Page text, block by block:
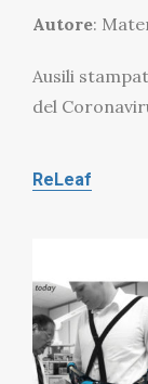
Autore:
Ausili
del
ReLeaf